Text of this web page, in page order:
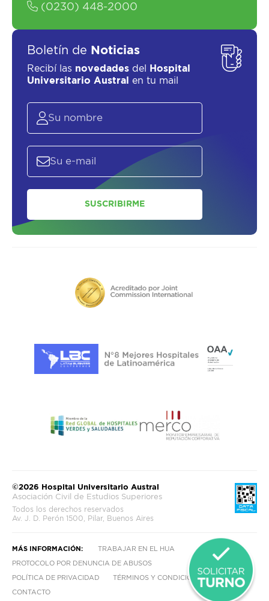
(0230) 448-2000
Boletín de Noticias
Recibí las novedades del
Hospital
Universitario Austral
en tu mail
SUSCRIBIRME
©2026 Hospital Universitario Austral
Asociación Civil de Estudios Superiores
Todos los derechos reservados
Av. J. D. Perón 1500, Pilar, Buenos Aires
MÁS INFORMACIÓN: TRABAJAR EN EL HUA
PROTOCOLO POR DENUNCIA DE ABUSOS
POLÍTICA DE PRIVACIDAD TÉRMINOS Y CONDICIONES
CONTACTO